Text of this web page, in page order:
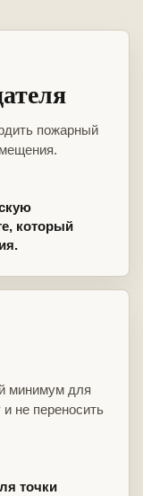
пожарный
который
минимум для
не переносить
точки